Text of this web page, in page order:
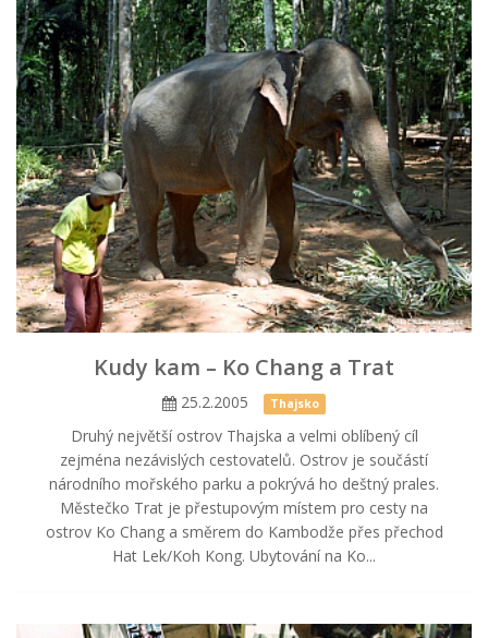
Kudy kam – Ko Chang a Trat
25.2.2005 Thajsko
Druhý největší ostrov Thajska a velmi oblíbený cíl
zejména nezávislých cestovatelů. Ostrov je součástí
národního mořského parku a pokrývá ho deštný prales.
Městečko Trat je přestupovým místem pro cesty na
ostrov Ko Chang a směrem do Kambodže přes přechod
Hat Lek/Koh Kong. Ubytování na Ko...